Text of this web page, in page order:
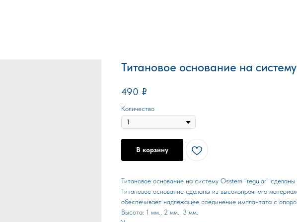
Титановое основание на
490 ₽
Количество
В корзину
Титановое основание на систему Osstem “regular”
Титановое основание сделаны из высокопрочного
обеспечивает надлежащее соединение имплантата с
Высота: 1 мм., 2 мм., 3 мм.